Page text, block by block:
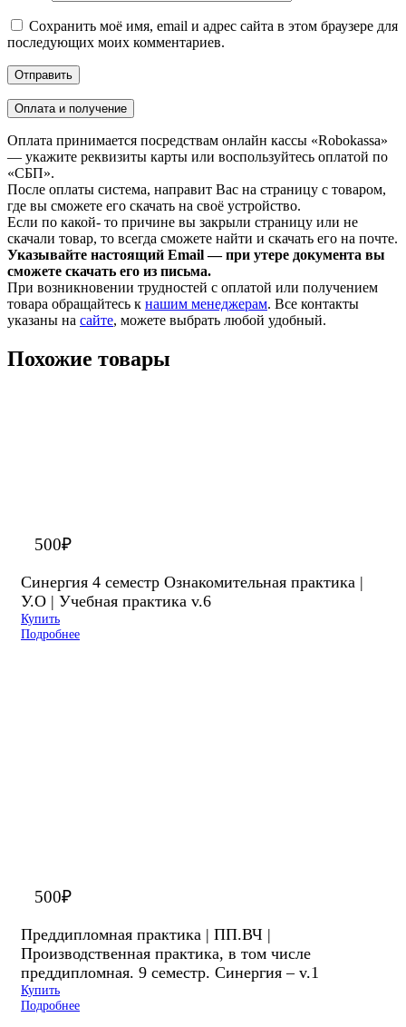
Сохранить моё имя, email и адрес сайта в этом браузере для
последующих моих комментариев.
Оплата и получение
Оплата принимается посредствам онлайн кассы «Robokassa»
— укажите реквизиты карты или воспользуйтесь оплатой по
«СБП».
После оплаты система, направит Вас на страницу с товаром,
где вы сможете его скачать на своё устройство.
Если по какой- то причине вы закрыли страницу или не
скачали товар, то всегда сможете найти и скачать его на почте.
Указывайте настоящий Email — при утере документа вы
сможете скачать его из письма.
При возникновении трудностей с оплатой или получением
товара обращайтесь к нашим менеджерам. Все контакты
указаны на сайте, можете выбрать любой удобный.
Похожие товары
500₽
Синергия 4 семестр Ознакомительная практика |
У.О | Учебная практика v.6
Купить
Подробнее
500₽
Преддипломная практика | ПП.ВЧ |
Производственная практика, в том числе
преддипломная. 9 семестр. Синергия – v.1
Купить
Подробнее